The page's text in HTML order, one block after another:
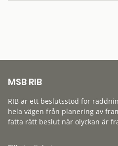
MSB RIB
RIB är ett beslutsstöd för
hela vägen från planering av
fatta rätt beslut när olyckan är